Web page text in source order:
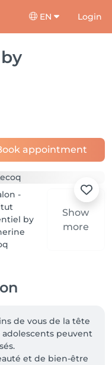
EN Login
appointment
Show
more
de vous de la tête
peuvent
et de bien-être